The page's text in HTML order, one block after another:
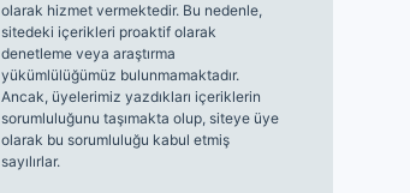
olarak hizmet vermektedir. Bu nedenle,
sitedeki içerikleri proaktif olarak
denetleme veya araştırma
yükümlülüğümüz bulunmamaktadır.
Ancak, üyelerimiz yazdıkları içeriklerin
sorumluluğunu taşımakta olup, siteye üye
olarak bu sorumluluğu kabul etmiş
sayılırlar.